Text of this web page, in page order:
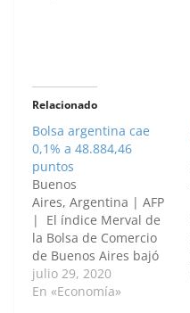
Relacionado
Bolsa argentina cae
0,1% a 48.884,46
puntos
Buenos
Aires, Argentina | AFP
| El índice Merval de
la Bolsa de Comercio
de Buenos Aires bajó
este miércoles 0,1% al
cerrar en 48.884,46
julio 29, 2020
En «Economía»